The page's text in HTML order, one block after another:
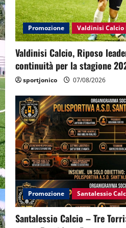
Promozione Valdinisi Calcio
Valdinisi Calcio, Riposo
continuità per la stagione
sportjonico 07/08/2026
Promozione Santalessio
Santalessio Calcio – Tre